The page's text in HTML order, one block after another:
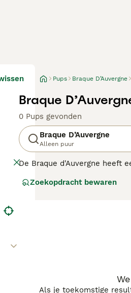
Pups Braque D’Auvergne
Braque
0 Pups gevonden
Braque D’Auvergne
Alleen puur
De Braque d'Auvergne heeft
Zoekopdracht bewaren
Als je toekomstige